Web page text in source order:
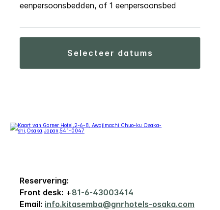
eenpersoonsbedden, of 1 eenpersoonsbed
selecteer datums
Reservering:
Front desk: +81-6-43003414
Email: info.kitasemba@gnrhotels-osaka.com